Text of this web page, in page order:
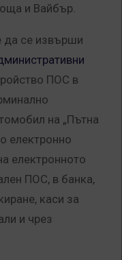
и Вайбър.
да се извърши
ПОС в
на „Пътна
електронно
електронното
ПОС, в банка,
каси за
и чрез